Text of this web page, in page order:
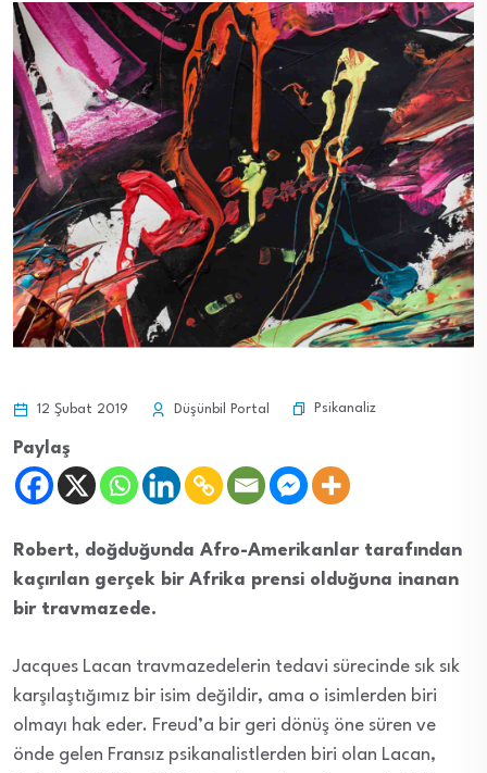
12 Şubat 2019 Düşünbil Portal Psikanaliz
Paylaş
Robert, doğduğunda Afro-Amerikanlar tarafından
kaçırılan gerçek bir Afrika prensi olduğuna inanan
bir travmazede.
Jacques Lacan travmazedelerin tedavi sürecinde sık sık
karşılaştığımız bir isim değildir, ama o isimlerden biri
olmayı hak eder. Freud’a bir geri dönüş öne süren ve
önde gelen Fransız psikanalistlerden biri olan Lacan,